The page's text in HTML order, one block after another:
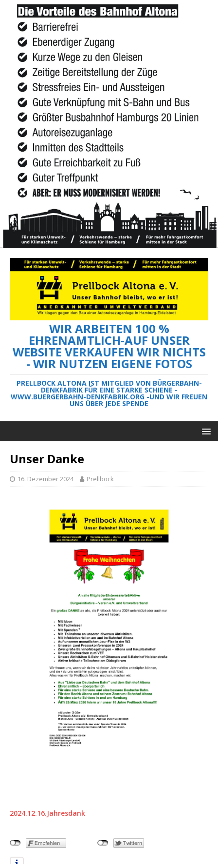
WIR ARBEITEN 100 %
EHRENAMTLICH-AUF UNSER
WEBSITE VERKAUFEN WIR NICHTS
- WIR NUTZEN EIGENE FOTOS
PRELLBOCK ALTONA IST MITGLIED VON BÜRGERBAHN-
DENKFABRIK FÜR EINE STARKE SCHIENE -
WWW.BUERGERBAHN-DENKFABRIK.ORG -UND WIR FREUEN
UNS ÜBER JEDE SPENDE
Unser Danke
16. Dezember 2024 Prellbock
2024.12.16.Jahresdank